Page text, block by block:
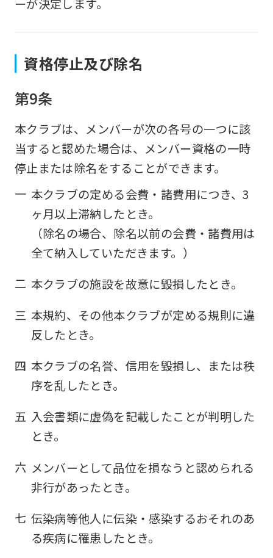
ーが決定します。
資格停止及び除名
第9条
本クラブは、メンバーが次の各号の一つに該
当すると認めた場合は、メンバー資格の一時
停止または除名をすることができます。
一 本クラブの定める会費・諸費用につき、3
ヶ月以上滞納したとき。
（除名の場合、除名以前の会費・諸費用は
全て納入していただきます。）
二 本クラブの施設を故意に毀損したとき。
三 本規約、その他本クラブが定める規則に違
反したとき。
四 本クラブの名誉、信用を毀損し、または秩
序を乱したとき。
五 入会書類に虚偽を記載したことが判明した
とき。
六 メンバーとして品位を損なうと認められる
非行があったとき。
七 伝染病等他人に伝染・感染するおそれのあ
る疾病に罹患したとき。